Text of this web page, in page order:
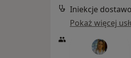
Iniekcje
Pokaż więcej